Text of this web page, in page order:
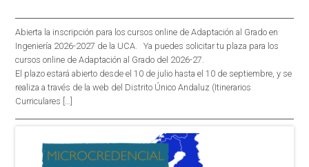
Abierta la inscripción para los cursos online de Adaptación al Grado en
Ingeniería 2026-2027 de la UCA. Ya puedes solicitar tu plaza para los
cursos online de Adaptación al Grado del 2026-27.
El plazo estará abierto desde el 10 de julio hasta el 10 de septiembre, y se
realiza a través de la web del Distrito Único Andaluz (Itinerarios
Curriculares […]